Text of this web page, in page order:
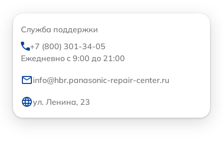
Служба поддержки
+7 (800) 301-34-05
Ежедневно с 9:00 до 21:00
info@hbr.panasonic-repair-center.ru
ул. Ленина, 23